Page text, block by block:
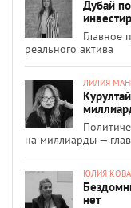
Дубай
Главное
реального актива
ЛИЛИЯ
на миллиарды —
ЮЛИЯ
нет